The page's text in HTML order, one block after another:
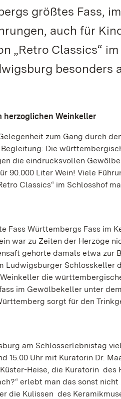
größtes Fass,
auch für
„Retro Classics“
besonders
herzoglichen Weinkeller
zum Gang durch
Die
die eindrucksvollen
90.000 Liter Wein! Viele
Classics“ im Schlosshof
Fass Württembergs Fass im
war zu Zeiten der Herzöge
gehörte damals etwa zur
Ludwigsburger Schlosskeller
die
im Gewölbekeller unter
sorgt für den
am Schlosserlebnistag
15.00 Uhr mit Kuratorin Dr.
Heise, die Kuratorin des
erlebt man das sonst
die Kulissen des